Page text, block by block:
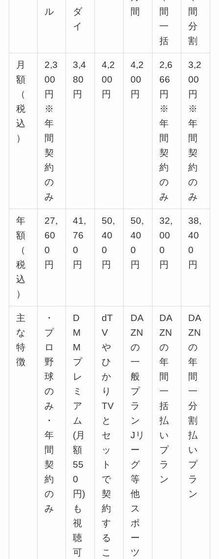
ル
ダ
イ
間
間
一
括
間
分
割
月
額
（
税
込
）
2,3
00
円
※
年
間
契
約
の
み
3,4
80
円
4,2
00
円
4,2
00
円
2,6
66
円
※
年
間
契
約
の
み
3,2
00
円
※
年
間
契
約
の
み
年
額
（
税
込
）
27,
60
0
円
41,
76
0
円
50,
40
0
円
50,
40
0
円
32,
00
0
円
38,
40
0
円
主
な
特
徴
・
プ
ロ
野
球
の
み
・
年
間
契
約
の
み
D
M
M
プ
レ
ミ
ア
ム
(月
額
55
0
円)
も
視
聴
可
dT
V
や
ひ
か
り
TV
と
セ
ッ
ト
で
契
約
す
る
こ
DA
ZN
の
一
般
プ
ラ
ン
Jリ
ー
グ
等
他
ス
ポ
ー
ツ
DA
ZN
の
年
間
一
括
払
い
プ
ラ
ン
DA
ZN
の
年
間
一
分
割
払
い
プ
ラ
ン